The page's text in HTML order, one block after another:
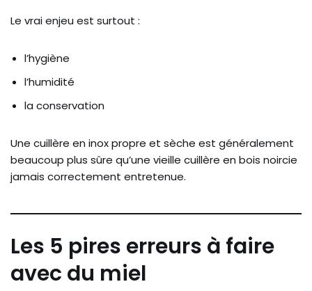
Le vrai enjeu est surtout :
l’hygiène
l’humidité
la conservation
Une cuillère en inox propre et sèche est généralement
beaucoup plus sûre qu’une vieille cuillère en bois noircie
jamais correctement entretenue.
Les 5 pires erreurs à faire
avec du miel